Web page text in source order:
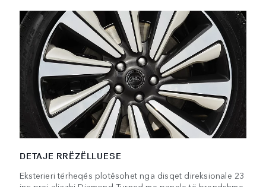
DETAJE RRËZËLLUESE
Eksterieri tërheqës plotësohet nga disqet direksionale 23